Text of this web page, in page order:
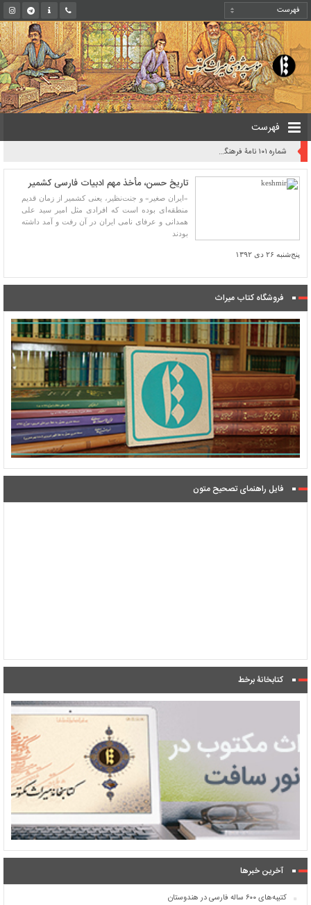
فهرست
تاریخ حسن، مأخذ مهم ادبیات فارسی کشمیر
«ایران صغیر» و جنت‌‌نظیر، یعنی کشمیر از زمان قدیم
منطقه‌ای بوده است که افرادی مثل امیر سید علی
همدانی و عرفای نامی ایران در آن رفت و آمد داشته
بودند
پنج‌شنبه ۲۶ دی ۱۳۹۲
فروشگاه کتاب میراث
فایل راهنمای تصحیح متون
کتابخانۀ برخط
آخرین خبرها
کتیبه‌های ۶۰۰ ساله فارسی در هندوستان